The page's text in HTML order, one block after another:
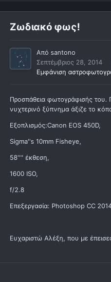
Ζωδιακό φως!
Από santono
Σεπτέμβριος 28, 2014
Εμφάνιση
Προσπάθεια φωτογράφισής του.
νυχτερινό ξύπνημα άξιζε το
Εξοπλισμός:Canon EOS 450D,
Sigma''s 10mm Fisheye,
58'''' έκθεση,
1600 ISO,
f/2.8
Επεξεργασία: Photoshop CC
Ευχαριστώ Αλέξη, που με